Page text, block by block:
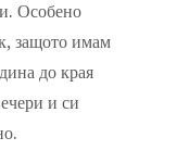
Особено
защото имам
до края
и си